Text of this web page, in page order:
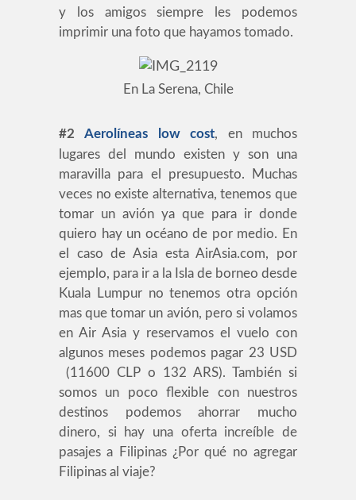
y los amigos siempre les podemos
imprimir una foto que hayamos tomado.
En La Serena, Chile
#2Aerolíneas low cost, en muchos
lugares del mundo existen y son una
maravilla para el presupuesto. Muchas
veces no existe alternativa, tenemos que
tomar un avión ya que para ir donde
quiero hay un océano de por medio. En
el caso de Asia esta AirAsia.com, por
ejemplo, para ir a la Isla de borneo desde
Kuala Lumpur no tenemos otra opción
mas que tomar un avión, pero si volamos
en Air Asia y reservamos el vuelo con
algunos meses podemos pagar 23 USD
(11600 CLP o 132 ARS). También si
somos un poco flexible con nuestros
destinos podemos ahorrar mucho
dinero, si hay una oferta increíble de
pasajes a Filipinas ¿Por qué no agregar
Filipinas al viaje?